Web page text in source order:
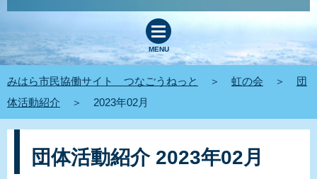
MENU
みはら市民協働サイト つなごうねっと ＞ 虹の会 ＞
団
体活動紹介
＞ 2023年02月
団体活動紹介 2023年02月